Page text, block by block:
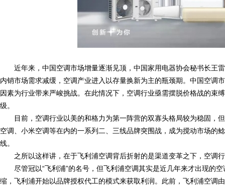
近年来，中国空调市场增量逐渐见顶，中国家用电器协会秘书长王
内销市场需求减缓，空调产业进入以存量换新为主的瓶颈期。中国空调
因素为行业带来严峻挑战。在此情况下，空调行业亟需摆脱价格战的束
级。
目前，空调行业以美的和格力为第一阵营的双寡头格局较为稳固，
空调、小米空调等在内的一系列二、三线品牌突围战，成为搅动市场的
线。
之所以这样讲，在于飞利浦空调背后折射的是渠道变革之下，空调
尽管冠以“飞利浦”的名号，但飞利浦空调其实是近几年来才出现的
缩，飞利浦开始以品牌授权代工的模式来获取利润。此前，飞利浦空调